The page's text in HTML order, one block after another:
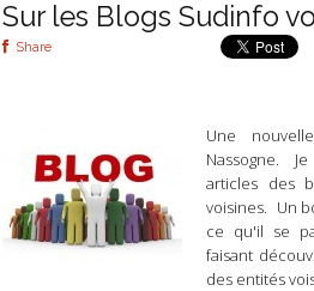
Sur les Blogs Sudinfo
Share
Une
Nassogne.
articles des
voisines. Un
ce qu'il se
faisant
des entités